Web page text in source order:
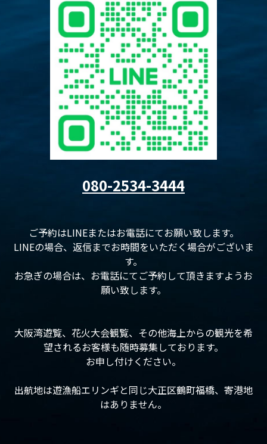
080-2534-3444
ご予約はLINEまたはお電話にてお願い致します。
LINEの場合、返信までお時間をいただく場合がございま
す。
お急ぎの場合は、お電話にてご予約して頂きますようお
願い致します。
大阪湾遊覧、花火大会観覧、その他海上からの観光を希
望されるお客様も随時募集しております。
お申し付けください。
出航地は遊漁船エリンギと同じ大正区鶴町福橋、寄港地
はありません。